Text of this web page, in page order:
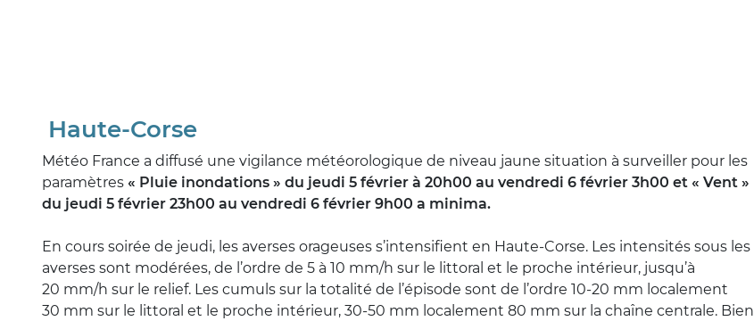
Haute-Corse
Météo France a diffusé une vigilance météorologique de niveau jaune situation à surveiller pour les
paramètres « Pluie inondations » du jeudi 5 février à 20h00 au vendredi 6 février 3h00 et « Vent »
du jeudi 5 février 23h00 au vendredi 6 février 9h00 a minima.
En cours soirée de jeudi, les averses orageuses s’intensifient en Haute-Corse. Les intensités sous les
averses sont modérées, de l’ordre de 5 à 10 mm/h sur le littoral et le proche intérieur, jusqu’à
20 mm/h sur le relief. Les cumuls sur la totalité de l’épisode sont de l’ordre 10-20 mm localement
30 mm sur le littoral et le proche intérieur, 30-50 mm localement 80 mm sur la chaîne centrale. Bien